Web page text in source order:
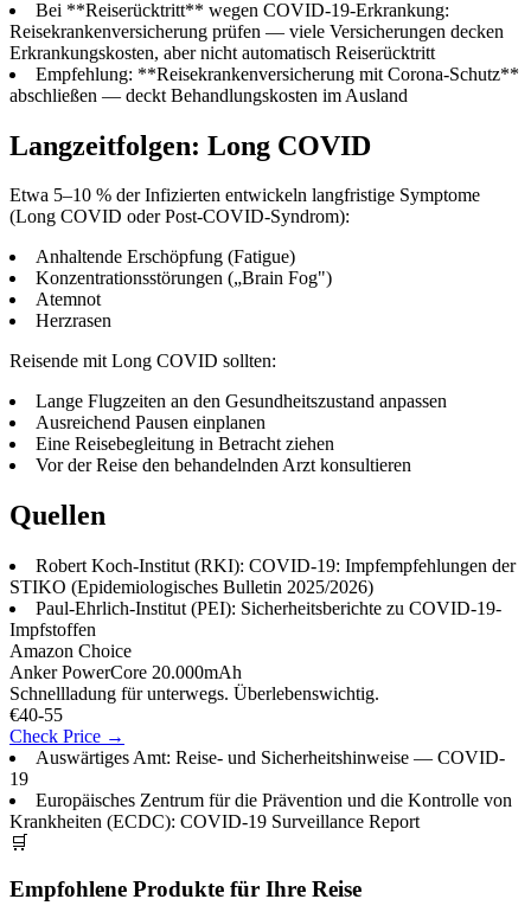
Bei **Reiserücktritt** wegen COVID-19-Erkrankung:
Reisekrankenversicherung prüfen — viele Versicherungen decken
Erkrankungskosten, aber nicht automatisch Reiserücktritt
Empfehlung: **Reisekrankenversicherung mit Corona-Schutz**
abschließen — deckt Behandlungskosten im Ausland
Langzeitfolgen: Long COVID
Etwa 5–10 % der Infizierten entwickeln langfristige Symptome
(Long COVID oder Post-COVID-Syndrom):
Anhaltende Erschöpfung (Fatigue)
Konzentrationsstörungen („Brain Fog")
Atemnot
Herzrasen
Reisende mit Long COVID sollten:
Lange Flugzeiten an den Gesundheitszustand anpassen
Ausreichend Pausen einplanen
Eine Reisebegleitung in Betracht ziehen
Vor der Reise den behandelnden Arzt konsultieren
Quellen
Robert Koch-Institut (RKI): COVID-19: Impfempfehlungen der
STIKO (Epidemiologisches Bulletin 2025/2026)
Paul-Ehrlich-Institut (PEI): Sicherheitsberichte zu COVID-19-
Impfstoffen
Amazon Choice
Anker PowerCore 20.000mAh
Schnellladung für unterwegs. Überlebenswichtig.
€40-55
Check Price →
Auswärtiges Amt: Reise- und Sicherheitshinweise — COVID-
19
Europäisches Zentrum für die Prävention und die Kontrolle von
Krankheiten (ECDC): COVID-19 Surveillance Report
🛒
Empfohlene Produkte für Ihre Reise